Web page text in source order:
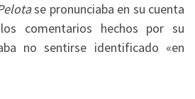
se pronunciaba en su cuenta
comentarios hechos por su
no sentirse identificado «en